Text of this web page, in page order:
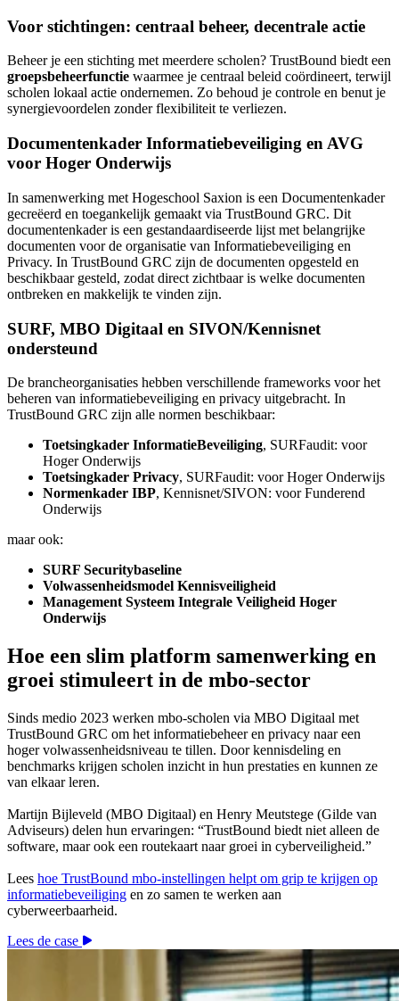
Voor stichtingen: centraal beheer, decentrale actie
Beheer je een stichting met meerdere scholen? TrustBound biedt een
groepsbeheerfunctie waarmee je centraal beleid coördineert, terwijl
scholen lokaal actie ondernemen. Zo behoud je controle en benut je
synergievoordelen zonder flexibiliteit te verliezen.
Documentenkader Informatiebeveiliging en AVG
voor Hoger Onderwijs
In samenwerking met Hogeschool Saxion is een Documentenkader
gecreëerd en toegankelijk gemaakt via TrustBound GRC. Dit
documentenkader is een gestandaardiseerde lijst met belangrijke
documenten voor de organisatie van Informatiebeveiliging en
Privacy. In TrustBound GRC zijn de documenten opgesteld en
beschikbaar gesteld, zodat direct zichtbaar is welke documenten
ontbreken en makkelijk te vinden zijn.
SURF, MBO Digitaal en SIVON/Kennisnet
ondersteund
De brancheorganisaties hebben verschillende frameworks voor het
beheren van informatiebeveiliging en privacy uitgebracht. In
TrustBound GRC zijn alle normen beschikbaar:
Toetsingkader InformatieBeveiliging, SURFaudit: voor
Hoger Onderwijs
Toetsingkader Privacy, SURFaudit: voor Hoger Onderwijs
Normenkader IBP, Kennisnet/SIVON: voor Funderend
Onderwijs
maar ook:
SURF Securitybaseline
Volwassenheidsmodel Kennisveiligheid
Management Systeem Integrale Veiligheid Hoger
Onderwijs
Hoe een slim platform samenwerking en
groei stimuleert in de mbo-sector
Sinds medio 2023 werken mbo-scholen via MBO Digitaal met
TrustBound GRC om het informatiebeheer en privacy naar een
hoger volwassenheidsniveau te tillen. Door kennisdeling en
benchmarks krijgen scholen inzicht in hun prestaties en kunnen ze
van elkaar leren.
Martijn Bijleveld (MBO Digitaal) en Henry Meutstege (Gilde van
Adviseurs) delen hun ervaringen: “TrustBound biedt niet alleen de
software, maar ook een routekaart naar groei in cyberveiligheid.”
Lees hoe TrustBound mbo-instellingen helpt om grip te krijgen op
informatiebeveiliging en zo samen te werken aan
cyberweerbaarheid.
Lees de case